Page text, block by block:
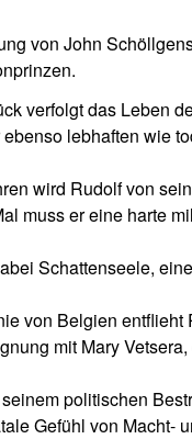
von John
verfolgt das Leben
lebhaften wie
wird Rudolf von
muss er eine harte
Schattenseele,
von Belgien
mit Mary
politischen
Gefühl von Macht-